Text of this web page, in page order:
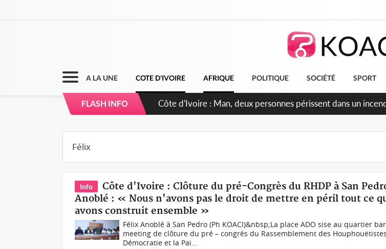
A LA UNE COTE D'IVOIRE AFRIQUE POLITIQUE SOCIÉTÉ SPORT
FLASH INFO
Côte d'Ivoire : Séileu, la célébration de la fête nationale
Info
Côte d'Ivoire : Clôture du pré-Congrès du RHDP à San
Anoblé : « Nous n'avons pas le droit de mettre en péril tout ce
avons construit ensemble »
Félix Anoblé à San Pedro (Ph KOACI)&nbsp;La place ADO sise au quartier
meeting de clôture du pré – congrès du Rassemblement des
Démocratie et la Pai...